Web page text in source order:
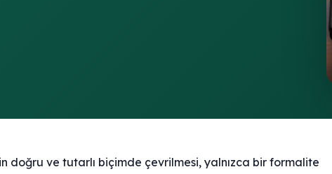
doğru ve tutarlı biçimde çevrilmesi, yalnızca bir formalite